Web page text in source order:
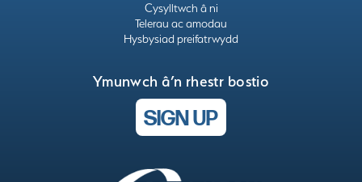
Cysylltwch â ni
Telerau ac amodau
Hysbysiad preifatrwydd
Ymunwch â’n rhestr bostio
SIGN UP